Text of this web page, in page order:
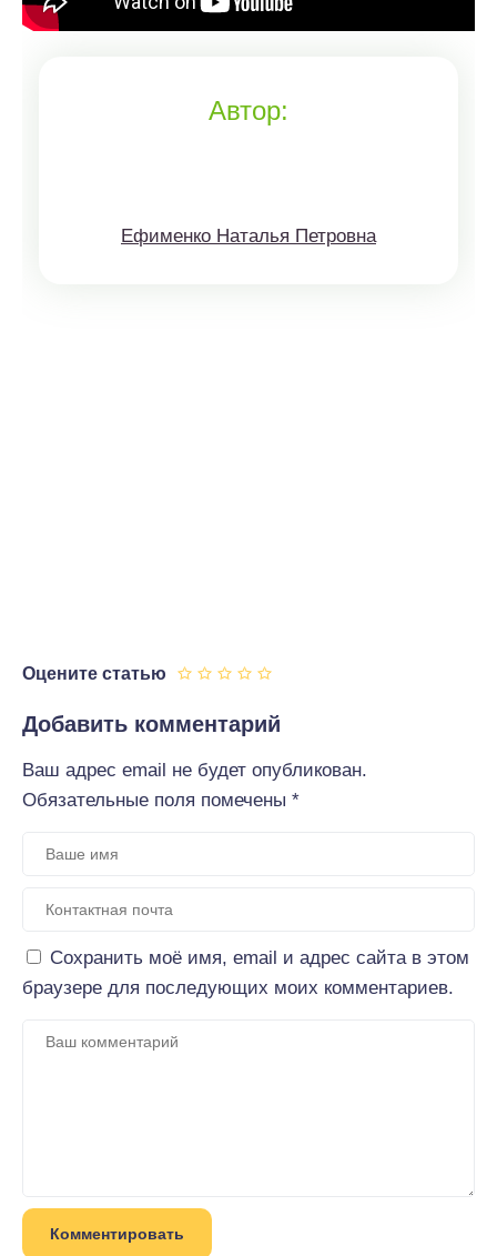
Автор:
Ефименко Наталья Петровна
Оцените статью
Добавить комментарий
Ваш адрес email не будет опубликован.
Обязательные поля помечены *
Сохранить моё имя, email и адрес сайта в этом
браузере для последующих моих комментариев.